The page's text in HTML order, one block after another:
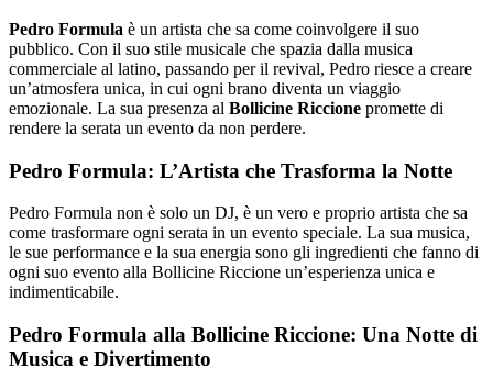
Pedro Formula è un artista che sa come coinvolgere il suo
pubblico. Con il suo stile musicale che spazia dalla musica
commerciale al latino, passando per il revival, Pedro riesce a creare
un’atmosfera unica, in cui ogni brano diventa un viaggio
emozionale. La sua presenza al Bollicine Riccione promette di
rendere la serata un evento da non perdere.
Pedro Formula: L’Artista che Trasforma la Notte
Pedro Formula non è solo un DJ, è un vero e proprio artista che sa
come trasformare ogni serata in un evento speciale. La sua musica,
le sue performance e la sua energia sono gli ingredienti che fanno di
ogni suo evento alla Bollicine Riccione un’esperienza unica e
indimenticabile.
Pedro Formula alla Bollicine Riccione: Una Notte di
Musica e Divertimento